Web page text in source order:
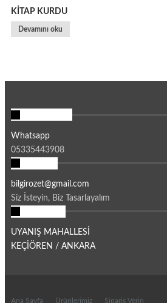
KİTAP KURDU
Devamını oku
Whatsapp
05335443908
bilgirozet@gmail.com
Siz İsteyin, Biz Tasarlayalım
UYANIŞ MAHALLESİ
KEÇİÖREN / ANKARA
Ana Sayfa Ürünlerimiz Sipariş Verin